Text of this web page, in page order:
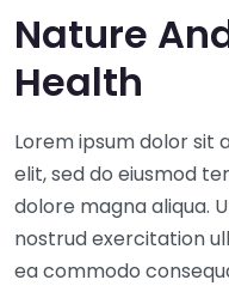
Nature
Health
Lorem ipsum dolor sit
elit, sed do eiusmod
dolore magna aliqua.
nostrud exercitation
ea commodo